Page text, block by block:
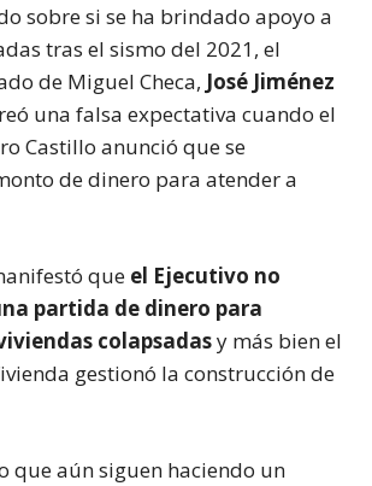
sobre si se ha brindado apoyo a
tras el sismo del 2021, el
de Miguel Checa, José Jiménez
una falsa expectativa cuando el
Castillo anunció que se
de dinero para atender a
que el Ejecutivo no
partida de dinero para
colapsadasy más bien el
gestionó la construcción de
que aún siguen haciendo un